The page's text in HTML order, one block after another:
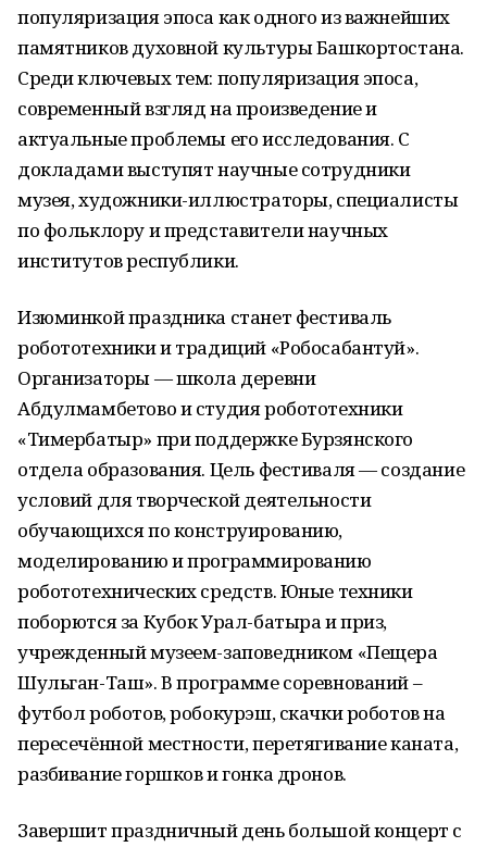
популяризация эпоса как одного из важнейших
памятников духовной культуры Башкортостана.
Среди ключевых тем: популяризация эпоса,
современный взгляд на произведение и
актуальные проблемы его исследования. С
докладами выступят научные сотрудники
музея, художники-иллюстраторы, специалисты
по фольклору и представители научных
институтов республики.
Изюминкой праздника станет фестиваль
робототехники и традиций «Робосабантуй».
Организаторы — школа деревни
Абдулмамбетово и студия робототехники
«Тимербатыр» при поддержке Бурзянского
отдела образования. Цель фестиваля — создание
условий для творческой деятельности
обучающихся по конструированию,
моделированию и программированию
робототехнических средств. Юные техники
поборются за Кубок Урал-батыра и приз,
учрежденный музеем-заповедником «Пещера
Шульган-Таш». В программе соревнований –
футбол роботов, робокурэш, скачки роботов на
пересечённой местности, перетягивание каната,
разбивание горшков и гонка дронов.
Завершит праздничный день большой концерт с